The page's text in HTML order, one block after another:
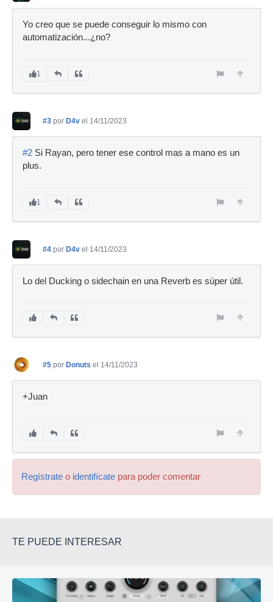
Yo creo que se puede conseguir lo mismo con
automatización...¿no?
1
#3 por D4v el 14/11/2023
#2 Si Rayan, pero tener ese control mas a mano es un
plus.
1
#4 por D4v el 14/11/2023
Lo del Ducking o sidechain en una Reverb es súper útil.
#5 por Donuts el 14/11/2023
+Juan
Regístrate o identifícate para poder comentar
TE PUEDE INTERESAR